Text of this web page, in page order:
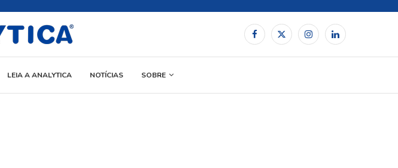
LEIA A ANALYTICA NOTÍCIAS SOBRE